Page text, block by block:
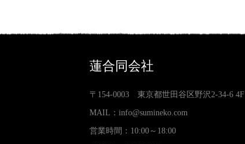
蓮合同会社
〒154-0003 東京都世田谷区野沢2-34-6 4F
MAIL： info@sumineko.com
営業時間：10:00～18:00